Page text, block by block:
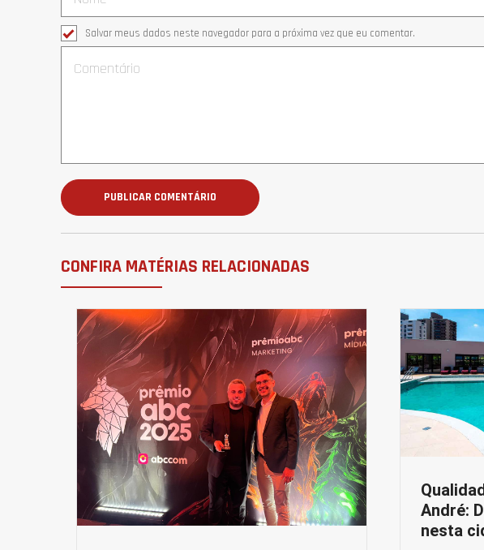
Salvar meus dados neste navegador para a próxima vez que eu comentar.
CONFIRA MATÉRIAS RELACIONADAS
André:
nesta